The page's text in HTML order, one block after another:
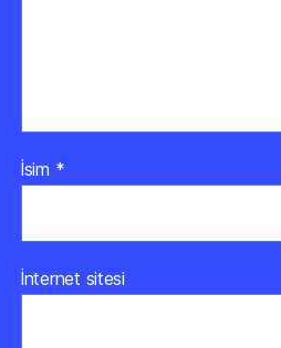
İsim *
İnternet sitesi